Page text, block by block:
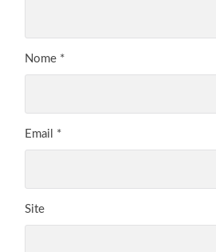
Nome *
Email *
Site